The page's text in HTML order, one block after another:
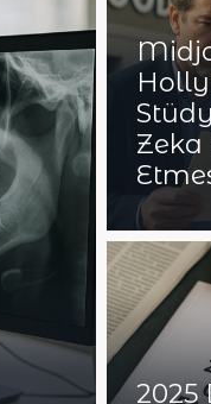
Zeka
2025